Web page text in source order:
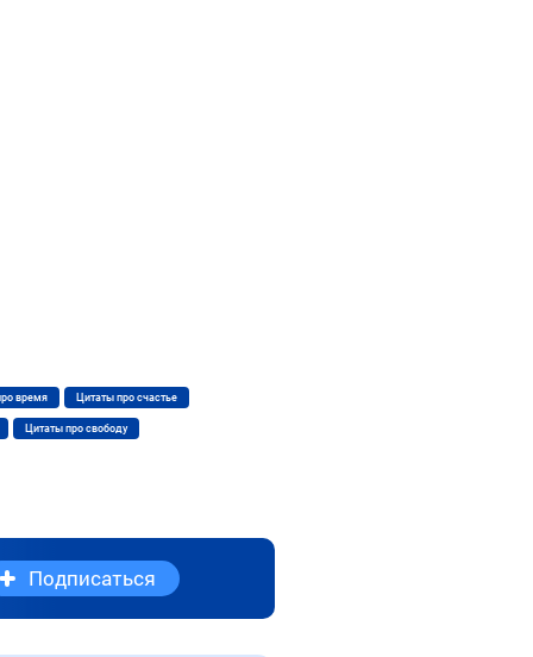
время Цитаты про счастье
Цитаты про свободу
Подписаться